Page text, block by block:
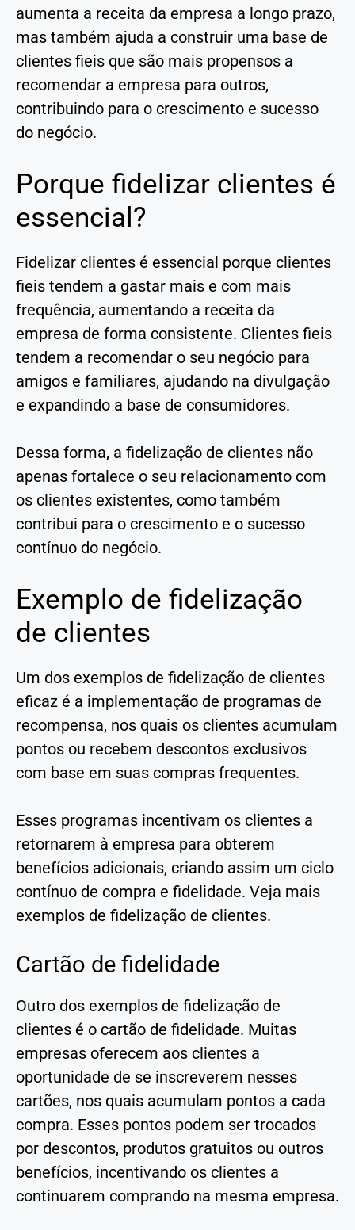
aumenta a receita da empresa a longo prazo,
mas também ajuda a construir uma base de
clientes fieis que são mais propensos a
recomendar a empresa para outros,
contribuindo para o crescimento e sucesso
do negócio.
Porque fidelizar clientes é
essencial?
Fidelizar clientes é essencial porque clientes
fieis tendem a gastar mais e com mais
frequência, aumentando a receita da
empresa de forma consistente. Clientes fieis
tendem a recomendar o seu negócio para
amigos e familiares, ajudando na divulgação
e expandindo a base de consumidores.
Dessa forma, a fidelização de clientes não
apenas fortalece o seu relacionamento com
os clientes existentes, como também
contribui para o crescimento e o sucesso
contínuo do negócio.
Exemplo de fidelização
de clientes
Um dos exemplos de fidelização de clientes
eficaz é a implementação de programas de
recompensa, nos quais os clientes acumulam
pontos ou recebem descontos exclusivos
com base em suas compras frequentes.
Esses programas incentivam os clientes a
retornarem à empresa para obterem
benefícios adicionais, criando assim um ciclo
contínuo de compra e fidelidade. Veja mais
exemplos de fidelização de clientes.
Cartão de fidelidade
Outro dos exemplos de fidelização de
clientes é o cartão de fidelidade. Muitas
empresas oferecem aos clientes a
oportunidade de se inscreverem nesses
cartões, nos quais acumulam pontos a cada
compra. Esses pontos podem ser trocados
por descontos, produtos gratuitos ou outros
benefícios, incentivando os clientes a
continuarem comprando na mesma empresa.